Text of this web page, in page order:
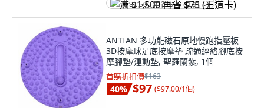
满 $1,500 再省 $75 (王道卡)
ANTIAN 多功能磁石原地慢跑指壓板
3D按摩球足底按摩墊 疏通經絡腳底按
摩腳墊/運動墊, 聖羅蘭紫, 1個
首購折扣價$163
40% $97 ($97.00/1個)